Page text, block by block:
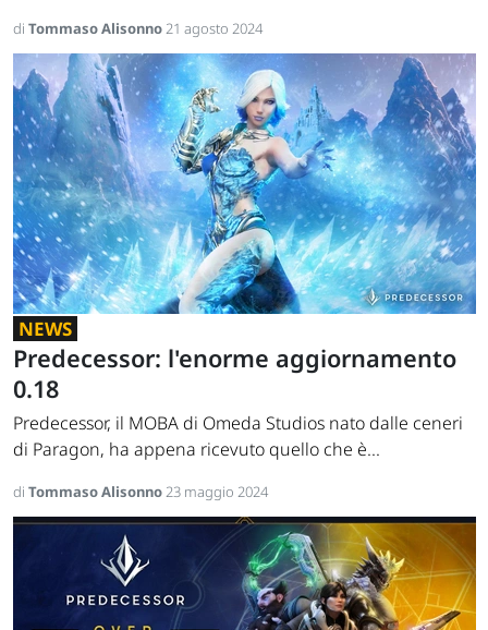
di Tommaso Alisonno21 agosto 2024
NEWS
Predecessor: l'enorme aggiornamento
0.18
Predecessor, il MOBA di Omeda Studios nato dalle ceneri
di Paragon, ha appena ricevuto quello che è...
di Tommaso Alisonno23 maggio 2024